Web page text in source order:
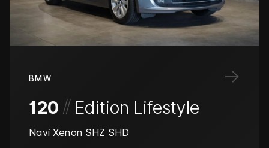
→
BMW
120 // Edition Lifestyle
Navi Xenon SHZ SHD